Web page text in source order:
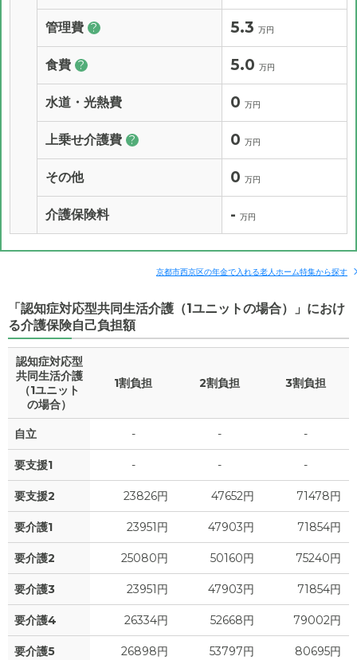
管理費 ? 5.3 万円
食費 ? 5.0 万円
水道・光熱費 0 万円
上乗せ介護費 ? 0 万円
その他 0 万円
介護保険料 - 万円
京都市西京区の年金で入れる老人ホーム特集から探す
「認知症対応型共同生活介護（1ユニットの場合）」におけ
る介護保険自己負担額
認知症対応型
共同生活介護
（1ユニット
の場合）
1割負担 2割負担 3割負担
自立 - - -
要支援1 - - -
要支援2 23826円 47652円 71478円
要介護1 23951円 47903円 71854円
要介護2 25080円 50160円 75240円
要介護3 23951円 47903円 71854円
要介護4 26334円 52668円 79002円
要介護5 26898円 53797円 80695円